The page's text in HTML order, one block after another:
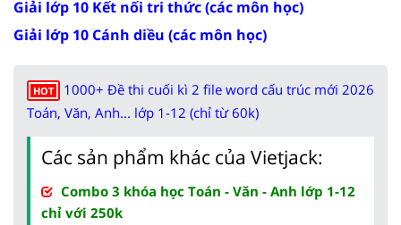
Giải lớp 10 Kết nối tri thức (các môn học)
Giải lớp 10 Cánh diều (các môn học)
HOT
1000+ Đề thi cuối kì 2 file word cấu trúc mới 2026
Toán, Văn, Anh... lớp 1-12 (chỉ từ 60k)
Các sản phẩm khác của Vietjack:
Combo 3 khóa học Toán - Văn - Anh lớp 1-12
chỉ với 250k